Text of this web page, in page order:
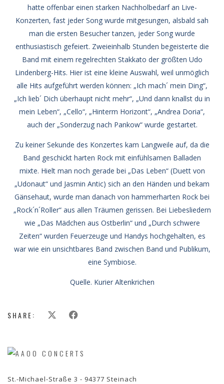
hatte offenbar einen starken Nachholbedarf an Live-
Konzerten, fast jeder Song wurde mitgesungen, alsbald sah
man die ersten Besucher tanzen, jeder Song wurde
enthusiastisch gefeiert. Zweieinhalb Stunden begeisterte die
Band mit einem regelrechten Stakkato der größten Udo
Lindenberg-Hits. Hier ist eine kleine Auswahl, weil unmöglich
alle Hits aufgeführt werden können: „Ich mach´ mein Ding“,
„Ich lieb´ Dich überhaupt nicht mehr“, „Und dann knallst du in
mein Leben“, „Cello“, „Hinterm Horizont“, „Andrea Doria“,
auch der „Sonderzug nach Pankow“ wurde gestartet.
Zu keiner Sekunde des Konzertes kam Langweile auf, da die
Band geschickt harten Rock mit einfühlsamen Balladen
mixte. Hielt man noch gerade bei „Das Leben“ (Duett von
„Udonaut“ und Jasmin Antic) sich an den Händen und bekam
Gänsehaut, wurde man danach von hammerharten Rock bei
„Rock´n´Roller“ aus allen Träumen gerissen. Bei Liebesliedern
wie „Das Mädchen aus Ostberlin“ und „Durch schwere
Zeiten“ wurden Feuerzeuge und Handys hochgehalten, es
war wie ein unsichtbares Band zwischen Band und Publikum,
eine Symbiose.
Quelle. Kurier Altenkrichen
SHARE:
St.-Michael-Straße 3 - 94377 Steinach